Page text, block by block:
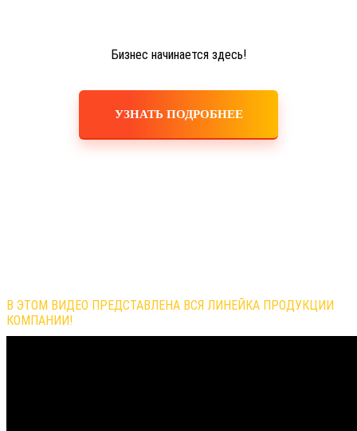
Бизнес начинается здесь!
УЗНАТЬ ПОДРОБНЕЕ
В ЭТОМ ВИДЕО ПРЕДСТАВЛЕНА ВСЯ ЛИНЕЙКА ПРОДУКЦИИ
КОМПАНИИ!